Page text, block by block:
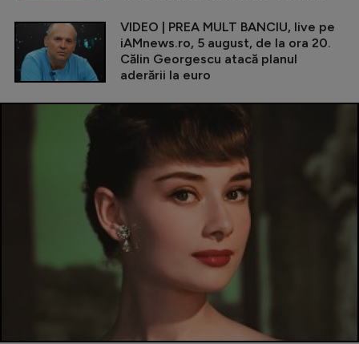
VIDEO | PREA MULT BANCIU, live pe
iAMnews.ro, 5 august, de la ora 20.
Călin Georgescu atacă planul
aderării la euro